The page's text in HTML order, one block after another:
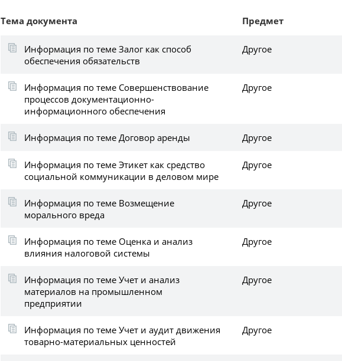
Тема документа Предмет
Информация по теме Залог как способ
обеспечения обязательств
Другое
Информация по теме Совершенствование
процессов документационно-
информационного обеспечения
Другое
Информация по теме Договор аренды Другое
Информация по теме Этикет как средство
социальной коммуникации в деловом мире
Другое
Информация по теме Возмещение
морального вреда
Другое
Информация по теме Оценка и анализ
влияния налоговой системы
Другое
Информация по теме Учет и анализ
материалов на промышленном
предприятии
Другое
Информация по теме Учет и аудит движения
товарно-материальных ценностей
Другое